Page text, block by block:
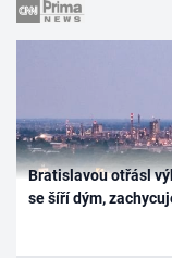
Bratislavou otřásl
se šíří dým,